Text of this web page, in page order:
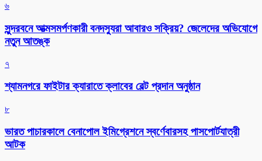
৬
সুন্দরবনে আত্মসমর্পণকারী বনদস্যুরা আবারও সক্রিয়? জেলেদের অভিযোগে
নতুন আতঙ্ক
৭
শ্যামনগরে ফাইটার ক্যারাতে ক্লাবের বেল্ট প্রদান অনুষ্ঠান
৮
ভারত পাচারকালে বেনাপোল ইমিগ্রেশনে স্বর্ণেবারসহ পাসপোর্টযাত্রী
আটক